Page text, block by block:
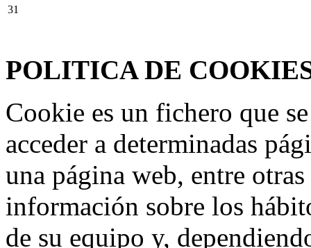
31
POLITICA DE
Cookie es un fichero que
acceder a determinadas
una página web, entre
información sobre los
de su equipo y,